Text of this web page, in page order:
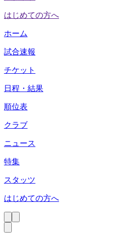
はじめての方へ
ホーム
試合速報
チケット
日程・結果
順位表
クラブ
ニュース
特集
スタッツ
はじめての方へ